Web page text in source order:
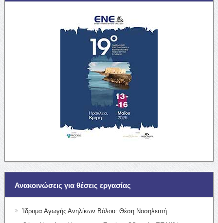
Ανακοινώσεις για θέσεις εργασίας
Ίδρυμα Αγωγής Ανηλίκων Βόλου: Θέση Νοσηλευτή